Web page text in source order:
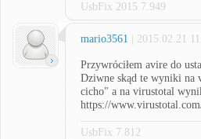
UsbFix 2015 7.949
mario3561 | 2015.02.21
Przywróciłem avire do
Dziwne skąd te wyniki na
cicho" a na virustotal
https://
UsbFix 7.812